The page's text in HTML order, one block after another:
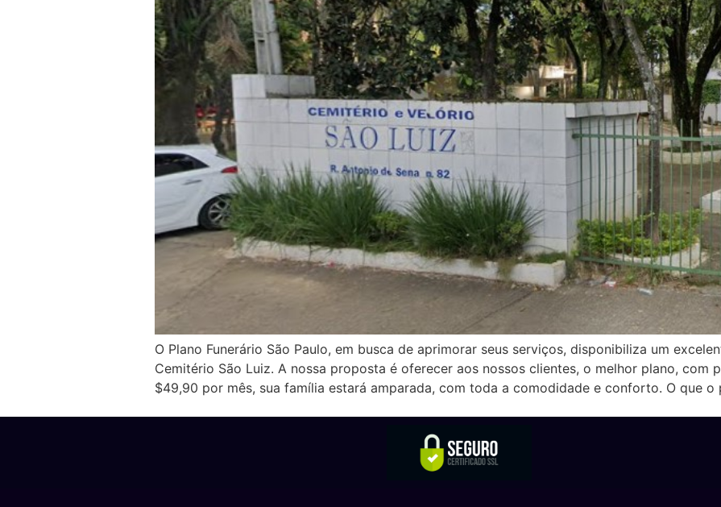
O Plano Funerário São Paulo, em busca de aprimorar seus serviços, disponibiliza um
Cemitério São Luiz. A nossa proposta é oferecer aos nossos clientes, o melhor plano, com
$49,90 por mês, sua família estará amparada, com toda a comodidade e conforto. O que